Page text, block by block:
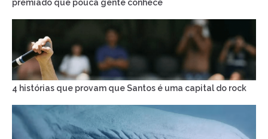
premiado que pouca gente conhece
4 histórias que provam que Santos é uma capital do rock